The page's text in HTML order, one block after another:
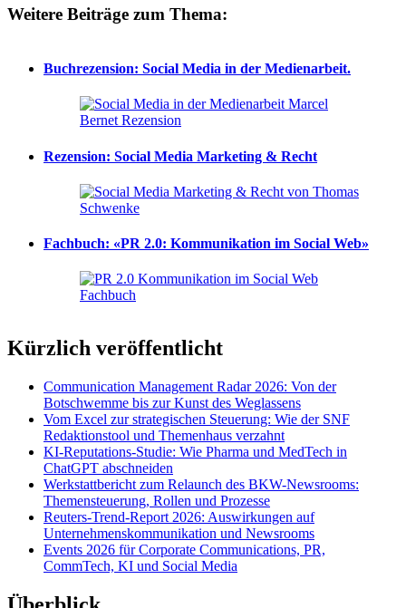
Weitere Beiträge zum Thema:
Buchrezension: Social Media in der Medienarbeit.
Rezension: Social Media Marketing & Recht
Fachbuch: «PR 2.0: Kommunikation im Social Web»
Kürzlich veröffentlicht
Communication Management Radar 2026: Von der
Botschwemme bis zur Kunst des Weglassens
Vom Excel zur strategischen Steuerung: Wie der SNF
Redaktionstool und Themenhaus verzahnt
KI-Reputations-Studie: Wie Pharma und MedTech in
ChatGPT abschneiden
Werkstattbericht zum Relaunch des BKW-Newsrooms:
Themensteuerung, Rollen und Prozesse
Reuters-Trend-Report 2026: Auswirkungen auf
Unternehmenskommunikation und Newsrooms
Events 2026 für Corporate Communications, PR,
CommTech, KI und Social Media